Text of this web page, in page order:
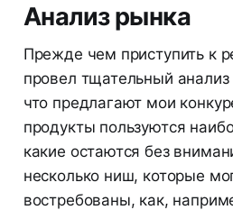
Анализ рынка
Прежде чем приступить к
провел тщательный
что предлагают мои
продукты пользуются
какие остаются без
несколько ниш, которые
востребованы, как,